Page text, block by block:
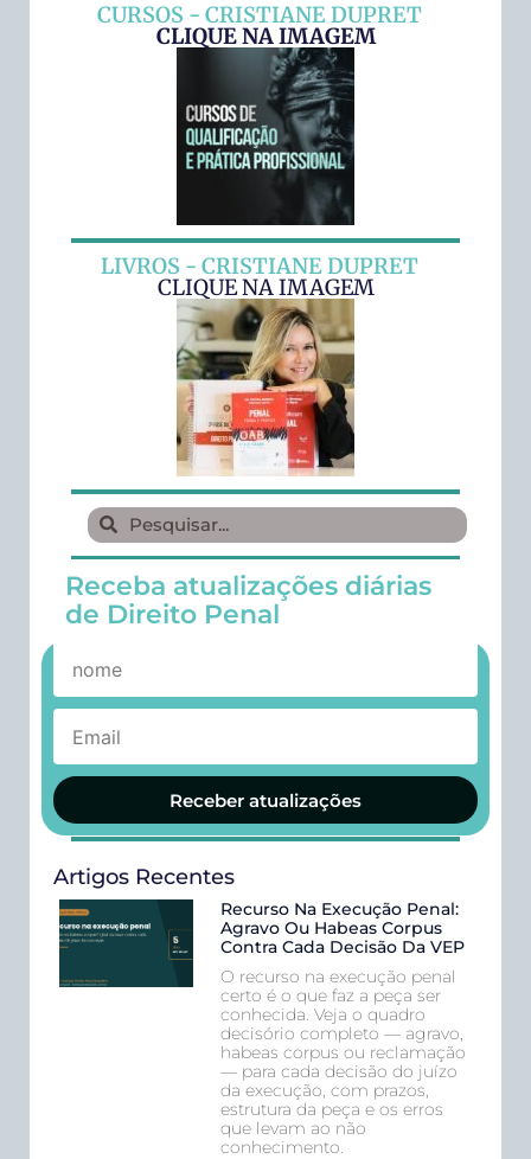
CURSOS - CRISTIANE DUPRET
CLIQUE NA IMAGEM
LIVROS - CRISTIANE DUPRET
CLIQUE NA IMAGEM
Receba atualizações diárias
de Direito Penal
Receber atualizações
Artigos Recentes
Recurso Na Execução Penal:
Agravo Ou Habeas Corpus
Contra Cada Decisão Da VEP
O recurso na execução penal
certo é o que faz a peça ser
conhecida. Veja o quadro
decisório completo — agravo,
habeas corpus ou reclamação
— para cada decisão do juízo
da execução, com prazos,
estrutura da peça e os erros
que levam ao não
conhecimento.